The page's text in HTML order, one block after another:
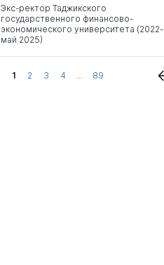
Экс-ректор Таджикского
государственного финансово-
экономического университета (2022-
май 2025)
1 2 3 4 ... 89